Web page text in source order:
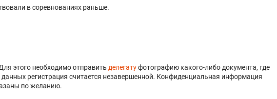
в соревнованиях раньше.
этого необходимо отправить делегатуфотографию какого-либо документа, где
регистрация считается незавершенной. Конфиденциальная информация
по желанию.